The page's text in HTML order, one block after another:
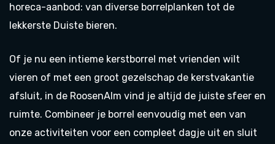
horeca-aanbod: van diverse borrelplanken tot de
lekkerste Duiste bieren.
Of je nu een intieme kerstborrel met vrienden wilt
vieren of met een groot gezelschap de kerstvakantie
afsluit, in de RoosenAlm vind je altijd de juiste sfeer en
ruimte. Combineer je borrel eenvoudig met een van
onze activiteiten voor een compleet dagje uit en sluit